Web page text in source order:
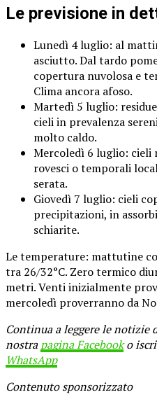
Le previsione in
Lunedì 4 luglio: al
asciutto. Dal tardo
copertura nuvolosa e
Clima ancora afoso.
Martedì 5 luglio:
cieli in prevalenza
molto caldo.
Mercoledì 6 luglio: cieli
rovesci o temporali
serata.
Giovedì 7 luglio: cieli
precipitazioni, in
schiarite.
Le temperature: mattutine
tra 26/32°C. Zero termico
metri. Venti inizialmente
mercoledì proverranno da
Continua a leggere le notizie
nostrapagina Facebooko
WhatsApp
Contenuto sponsorizzato